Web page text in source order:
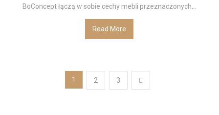
BoConcept łączą w sobie cechy mebli przeznaczonych...
Read More
Stronicowanie
1 2 3